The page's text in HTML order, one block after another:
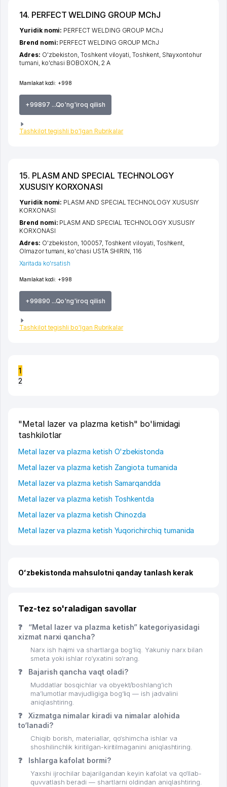
14. PERFECT WELDING GROUP MChJ
Mamlakat kodi: +998
+99897 ...Qo'ng'iroq qilish
Tashkilot tegishli bo'lgan Rubrikalar
Yuridik nomi: PERFECT WELDING GROUP MChJ
Brend nomi: PERFECT WELDING GROUP MChJ
Adres: O'zbekiston,Toshkent viloyati ,Toshkent, Shayxontohur
tumani ko'chasi BOBOXON , 2 А
15. PLASM AND SPECIAL TECHNOLOGY
XUSUSIY KORXONASI
Mamlakat kodi: +998
+99890 ...Qo'ng'iroq qilish
Tashkilot tegishli bo'lgan Rubrikalar
Yuridik nomi: PLASM AND SPECIAL TECHNOLOGY XUSUSIY
KORXONASI
Brend nomi: PLASM AND SPECIAL TECHNOLOGY XUSUSIY
KORXONASI
Adres: O'zbekiston, 100057, Toshkent viloyati, Toshkent,
Olmazor tumani, ko'chasi USTA SHIRIN, 116
Xaritada ko'rsatish
1
2
"Metal lazer va plazma ketish" bo'limidagi
tashkilotlar
Metal lazer va plazma ketish O'zbekistonda
Metal lazer va plazma ketish Zangiota tumanida
Metal lazer va plazma ketish Samarqandda
Metal lazer va plazma ketish Toshkentda
Metal lazer va plazma ketish Chinozda
Metal lazer va plazma ketish Yuqorichirchiq tumanida
Oʻzbekistonda mahsulotni qanday tanlash kerak
Tez-tez so'raladigan savollar
❓
“Metal lazer va plazma ketish” kategoriyasidagi
xizmat narxi qancha?
Narx ish hajmi va shartlarga bog‘liq. Yakuniy narx bilan
smeta yoki ishlar ro‘yxatini so‘rang.
❓ Bajarish qancha vaqt oladi?
Muddatlar bosqichlar va obyekt/boshlang‘ich
ma’lumotlar mavjudligiga bog‘liq — ish jadvalini
aniqlashtiring.
❓
Xizmatga nimalar kiradi va nimalar alohida
to‘lanadi?
Chiqib borish, materiallar, qo‘shimcha ishlar va
shoshilinchlik kiritilgan-kiritilmaganini aniqlashtiring.
❓ Ishlarga kafolat bormi?
Yaxshi ijrochilar bajarilgandan keyin kafolat va qo‘llab-
quvvatlash beradi — shartlarni oldindan aniqlashtiring.